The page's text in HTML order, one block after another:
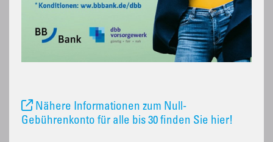
Nähere Informationen zum Null-
Gebührenkonto für alle bis 30 finden Sie hier!